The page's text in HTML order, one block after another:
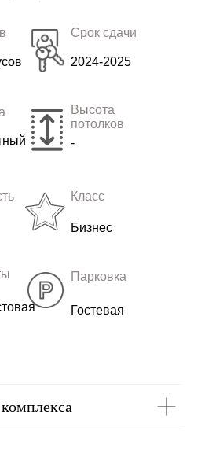
Срок сдачи
2024-2025
Класс
Бизнес
Высота
потолков
-
Парковка
Гостевая